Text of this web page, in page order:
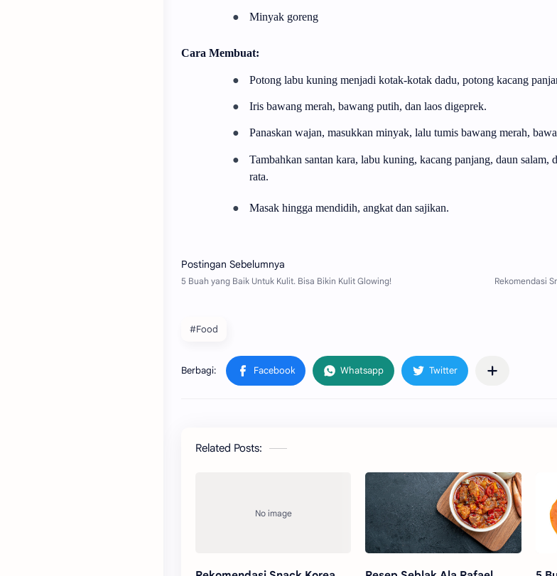
● Minyak goreng
Cara Membuat:
● Potong labu kuning menjadi kotak-kotak dadu, potong kacang
● Iris bawang merah, bawang putih, dan laos digeprek.
● Panaskan wajan, masukkan minyak, lalu tumis bawang merah,
●
Tambahkan santan kara, labu kuning, kacang panjang, daun salam,
rata.
● Masak hingga mendidih, angkat dan sajikan.
#Food
Related Posts: